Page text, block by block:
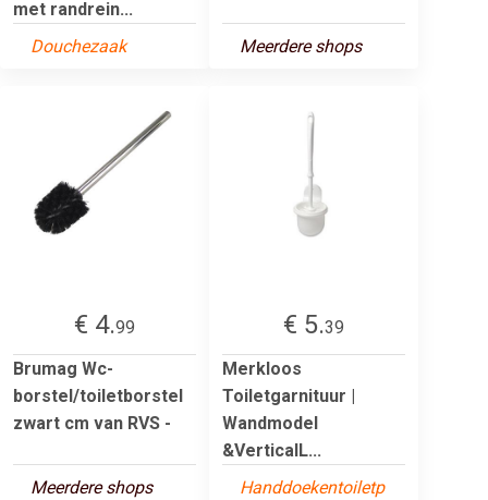
met randrein...
Douchezaak
Meerdere shops
€ 4.99
Brumag Wc-
borstel/toiletborstel
zwart cm van RVS -
Meerdere shops
€ 5.39
Merkloos
Toiletgarnituur |
Wandmodel
&VerticalL...
Handdoekentoiletp